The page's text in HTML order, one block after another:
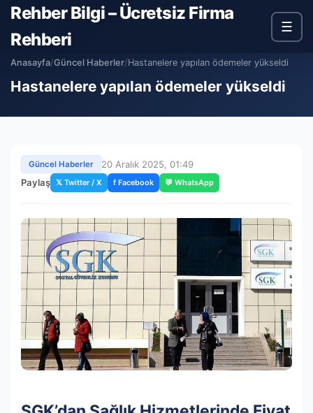
Rehber Bilgi – Ücretsiz Firma
Rehberi
☰
Anasayfa/Güncel Haberler/Hastanelere yapılan ödemeler yükseldi
Hastanelere yapılan ödemeler yükseldi
Güncel Haberler
20 Aralık 2025, 01:49
Paylaş 𝕏 Twitter / X f Facebook 💬 WhatsApp